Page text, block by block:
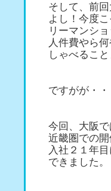
そして、前
よし！今度
リーマンシ
人件費やら
しゃべるこ
ですがが・
今回、大阪
近畿圏での
入社２１年
できました。